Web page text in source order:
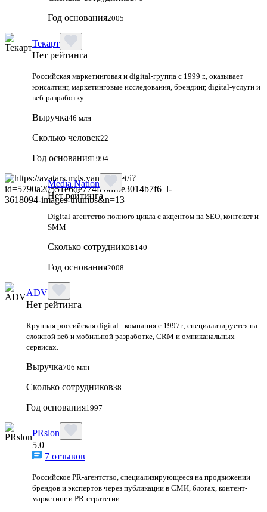
Год основания2005
Текарт
Нет рейтинга
Российская маркетинговая и digital‑группа с 1999 г., оказывает
консалтинг, маркетинговые исследования, брендинг, digital‑услуги и
веб‑разработку.
Выручка46 млн
Сколько человек22
Год основания1994
Media Nation
Нет рейтинга
Digital-агентство полного цикла с акцентом на SEO, контекст и
SMM
Сколько сотрудников140
Год основания2008
ADV
Нет рейтинга
Крупная российская digital - компания с 1997г., специализируется на
сложной веб и мобильной разработке, CRM и омниканальных
сервисах.
Выручка706 млн
Сколько сотрудников38
Год основания1997
PRslon
5.0
7 отзывов
Российское PR-агентство, специализирующееся на продвижении
брендов и экспертов через публикации в СМИ, блогах, контент-
маркетинг и PR-стратегии.